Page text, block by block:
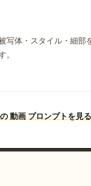
写体・スタイル・細部
。
動画 プロンプトを見る